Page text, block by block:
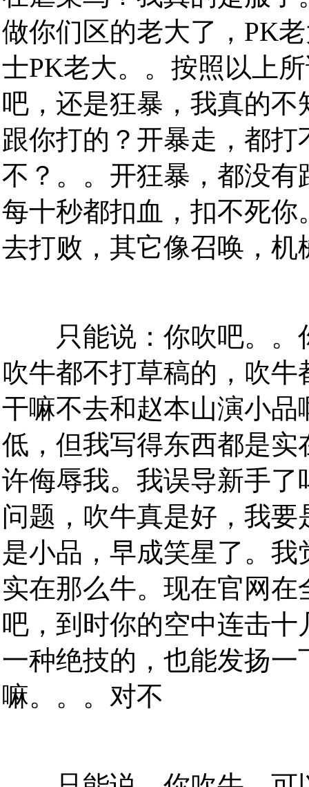
做你们区的老大了，PK
士PK老大。。按照以上
吧，还是狂暴，我真的
跟你打的？开暴走，都
不？。。开狂暴，都没
每十秒都扣血，扣不死
去打败，其它像召唤，
只能说：你吹吧。。
吹牛都不打草稿的，吹
干嘛不去和赵本山演小
低，但我写得东西都是
许侮辱我。我误导新手
问题，吹牛真是好，我
是小品，早成笑星了。
实在那么牛。现在官网
吧，到时你的空中连击
一种绝技的，也能发扬
嘛。。。对不